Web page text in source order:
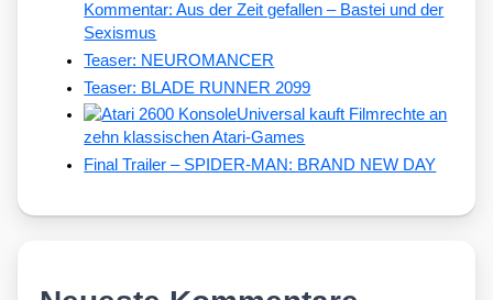
Kommentar: Aus der Zeit gefallen – Bastei und der
Sexismus
Teaser: NEUROMANCER
Teaser: BLADE RUNNER 2099
Universal kauft Filmrechte an
zehn klassischen Atari-Games
Final Trailer – SPIDER-MAN: BRAND NEW DAY